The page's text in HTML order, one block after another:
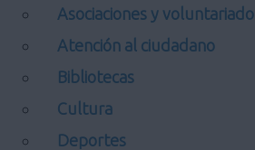
Asociaciones y voluntariado
Atención al ciudadano
Bibliotecas
Cultura
Deportes